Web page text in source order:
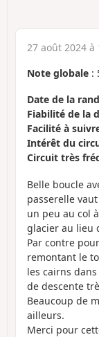
27 août 2024 à
Note globale :
Date de la
Fiabilité de la
Facilité à
Intérêt du
Circuit très
Belle boucle
passerelle
un peu au col
glacier au lieu
Par contre
remontant le
les cairns
de descente
Beaucoup de
ailleurs.
Merci pour